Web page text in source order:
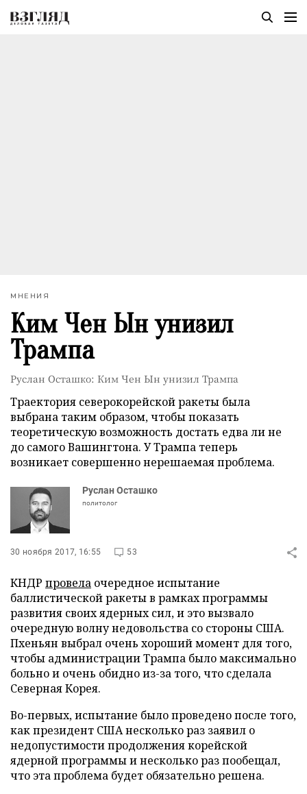
МНЕНИЯ
Ким Чен Ын унизил
Трампа
Руслан Осташко: Ким Чен Ын унизил Трампа
Траектория северокорейской ракеты была
выбрана таким образом, чтобы показать
теоретическую возможность достать едва ли не
до самого Вашингтона. У Трампа теперь
возникает совершенно нерешаемая проблема.
Руслан Осташко
политолог
30 ноября 2017, 16:55 53
КНДР провела очередное испытание
баллистической ракеты в рамках программы
развития своих ядерных сил, и это вызвало
очередную волну недовольства со стороны США.
Пхеньян выбрал очень хороший момент для того,
чтобы администрации Трампа было максимально
больно и очень обидно из-за того, что сделала
Северная Корея.
Во-первых, испытание было проведено после того,
как президент США несколько раз заявил о
недопустимости продолжения корейской
ядерной программы и несколько раз пообещал,
что эта проблема будет обязательно решена.